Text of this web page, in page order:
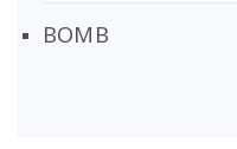
BOMB